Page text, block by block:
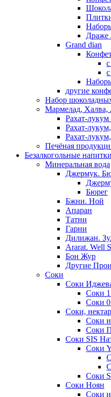
Драже
Grand dian
другие
Набор
Мармелад, Халва,
Рахат-
Рахат-
Рахат-
Печёная
Безалкогольные напитки
Минеральная вода
Джермук.
Бюрег
Бжни. Ной
Апаран
Татни
Гарни
Дилижан.
Ararat. Well
Бон Жур
Другие
Соки
Соки
Соки
Соки
Соки,
Соки
Соки
Соки SIS
Соки
Соки
Соки Ноян
Соки